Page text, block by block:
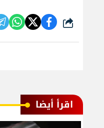
شارك
اقرأ أيضا